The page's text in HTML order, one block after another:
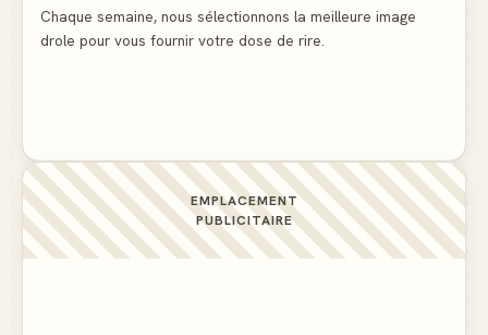
Chaque semaine, nous sélectionnons la meilleure image
drole pour vous fournir votre dose de rire.
EMPLACEMENT
PUBLICITAIRE